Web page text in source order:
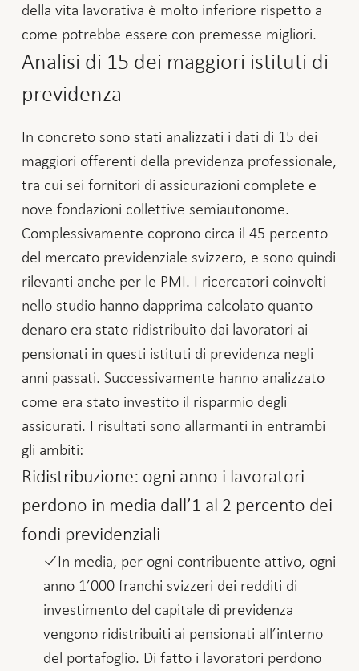
della vita lavorativa è molto inferiore rispetto a
come potrebbe essere con premesse migliori.
Analisi di 15 dei maggiori istituti di
previdenza
In concreto sono stati analizzati i dati di 15 dei
maggiori offerenti della previdenza professionale,
tra cui sei fornitori di assicurazioni complete e
nove fondazioni collettive semiautonome.
Complessivamente coprono circa il 45 percento
del mercato previdenziale svizzero, e sono quindi
rilevanti anche per le PMI. I ricercatori coinvolti
nello studio hanno dapprima calcolato quanto
denaro era stato ridistribuito dai lavoratori ai
pensionati in questi istituti di previdenza negli
anni passati. Successivamente hanno analizzato
come era stato investito il risparmio degli
assicurati. I risultati sono allarmanti in entrambi
gli ambiti:
Ridistribuzione: ogni anno i lavoratori
perdono in media dall’1 al 2 percento dei
fondi previdenziali
In media, per ogni contribuente attivo, ogni
anno 1’000 franchi svizzeri dei redditi di
investimento del capitale di previdenza
vengono ridistribuiti ai pensionati all’interno
del portafoglio. Di fatto i lavoratori perdono